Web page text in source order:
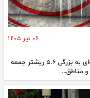
۰۶ تیر ۱۴۰۵
رسانه‌های ژاپن گزارش دادند در پی وقوع زلزله‌ای به بزرگی ۵.۶ ریشتر جمعه
و مناطق…